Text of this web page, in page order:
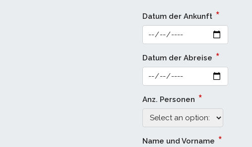
Datum der Ankunft *
Datum der Abreise *
Anz. Personen *
Name und Vorname *